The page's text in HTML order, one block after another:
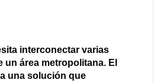
interconectar varias
área metropolitana. El
una solución que